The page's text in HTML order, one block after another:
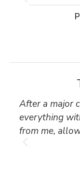
After a major
everything
from me,